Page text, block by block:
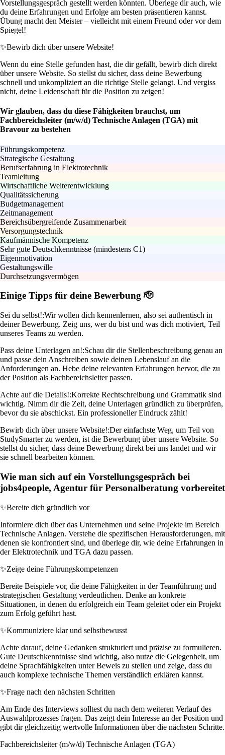
Vorstellungsgespräch gestellt werden könnten. Überlege dir auch, wie
du deine Erfahrungen und Erfolge am besten präsentieren kannst.
Übung macht den Meister – vielleicht mit einem Freund oder vor dem
Spiegel!
✨Bewirb dich über unsere Website!
Wenn du eine Stelle gefunden hast, die dir gefällt, bewirb dich direkt
über unsere Website. So stellst du sicher, dass deine Bewerbung
schnell und unkompliziert an die richtige Stelle gelangt. Und vergiss
nicht, deine Leidenschaft für die Position zu zeigen!
Wir glauben, dass du diese Fähigkeiten brauchst, um
Fachbereichsleiter (m/w/d) Technische Anlagen (TGA) mit
Bravour zu bestehen
Führungskompetenz
Strategische Gestaltung
Berufserfahrung in Elektrotechnik
Teamleitung
Wirtschaftliche Weiterentwicklung
Qualitätssicherung
Budgetmanagement
Zeitmanagement
Bereichsübergreifende Zusammenarbeit
Versorgungstechnik
Kaufmännische Kompetenz
Sehr gute Deutschkenntnisse (mindestens C1)
Eigenmotivation
Gestaltungswille
Durchsetzungsvermögen
Einige Tipps für deine Bewerbung 🫡
Sei du selbst!:Wir wollen dich kennenlernen, also sei authentisch in
deiner Bewerbung. Zeig uns, wer du bist und was dich motiviert, Teil
unseres Teams zu werden.
Pass deine Unterlagen an!:Schau dir die Stellenbeschreibung genau an
und passe dein Anschreiben sowie deinen Lebenslauf an die
Anforderungen an. Hebe deine relevanten Erfahrungen hervor, die zu
der Position als Fachbereichsleiter passen.
Achte auf die Details!:Korrekte Rechtschreibung und Grammatik sind
wichtig. Nimm dir die Zeit, deine Unterlagen gründlich zu überprüfen,
bevor du sie abschickst. Ein professioneller Eindruck zählt!
Bewirb dich über unsere Website!:Der einfachste Weg, um Teil von
StudySmarter zu werden, ist die Bewerbung über unsere Website. So
stellst du sicher, dass deine Bewerbung direkt bei uns landet und wir
sie schnell bearbeiten können.
Wie man sich auf ein Vorstellungsgespräch bei
jobs4people, Agentur für Personalberatung vorbereitet
✨Bereite dich gründlich vor
Informiere dich über das Unternehmen und seine Projekte im Bereich
Technische Anlagen. Verstehe die spezifischen Herausforderungen, mit
denen sie konfrontiert sind, und überlege dir, wie deine Erfahrungen in
der Elektrotechnik und TGA dazu passen.
✨Zeige deine Führungskompetenzen
Bereite Beispiele vor, die deine Fähigkeiten in der Teamführung und
strategischen Gestaltung verdeutlichen. Denke an konkrete
Situationen, in denen du erfolgreich ein Team geleitet oder ein Projekt
zum Erfolg geführt hast.
✨Kommuniziere klar und selbstbewusst
Achte darauf, deine Gedanken strukturiert und präzise zu formulieren.
Gute Deutschkenntnisse sind wichtig, also nutze die Gelegenheit, um
deine Sprachfähigkeiten unter Beweis zu stellen und zeige, dass du
auch komplexe technische Themen verständlich erklären kannst.
✨Frage nach den nächsten Schritten
Am Ende des Interviews solltest du nach dem weiteren Verlauf des
Auswahlprozesses fragen. Das zeigt dein Interesse an der Position und
gibt dir gleichzeitig wertvolle Informationen über die nächsten Schritte.
Fachbereichsleiter (m/w/d) Technische Anlagen (TGA)